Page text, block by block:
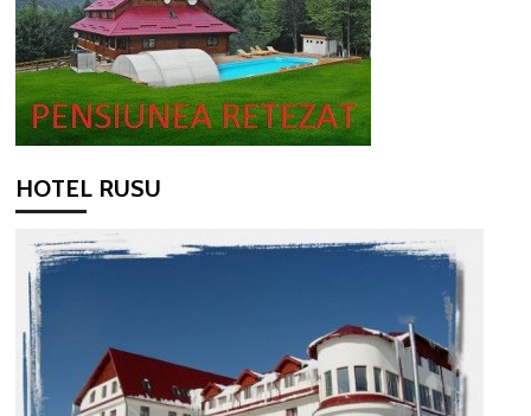
HOTEL RUSU